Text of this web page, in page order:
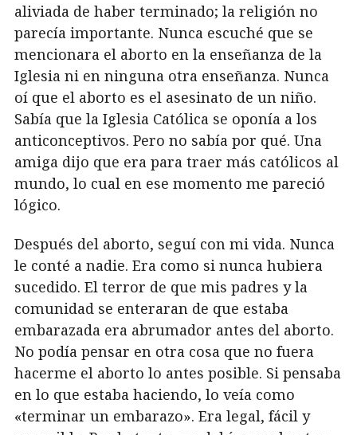
aliviada de haber terminado; la religión no
parecía importante. Nunca escuché que se
mencionara el aborto en la enseñanza de la
Iglesia ni en ninguna otra enseñanza. Nunca
oí que el aborto es el asesinato de un niño.
Sabía que la Iglesia Católica se oponía a los
anticonceptivos. Pero no sabía por qué. Una
amiga dijo que era para traer más católicos al
mundo, lo cual en ese momento me pareció
lógico.
Después del aborto, seguí con mi vida. Nunca
le conté a nadie. Era como si nunca hubiera
sucedido. El terror de que mis padres y la
comunidad se enteraran de que estaba
embarazada era abrumador antes del aborto.
No podía pensar en otra cosa que no fuera
hacerme el aborto lo antes posible. Si pensaba
en lo que estaba haciendo, lo veía como
«terminar un embarazo». Era legal, fácil y